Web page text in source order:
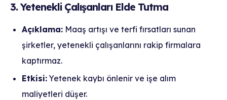
3. Yetenekli Çalışanları Elde Tutma
Açıklama: Maaş artışı ve terfi fırsatları sunan
şirketler, yetenekli çalışanlarını rakip firmalara
kaptırmaz.
Etkisi: Yetenek kaybı önlenir ve işe alım
maliyetleri düşer.